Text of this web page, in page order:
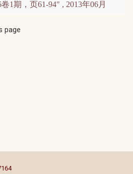
1期，页61-94" , 2013年06月
page